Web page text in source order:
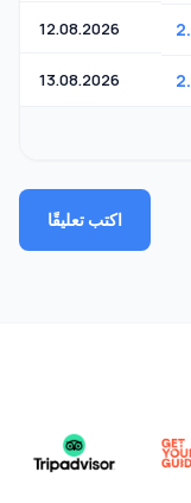
12.08.2026
13.08.2026
اكتب تعليقًا